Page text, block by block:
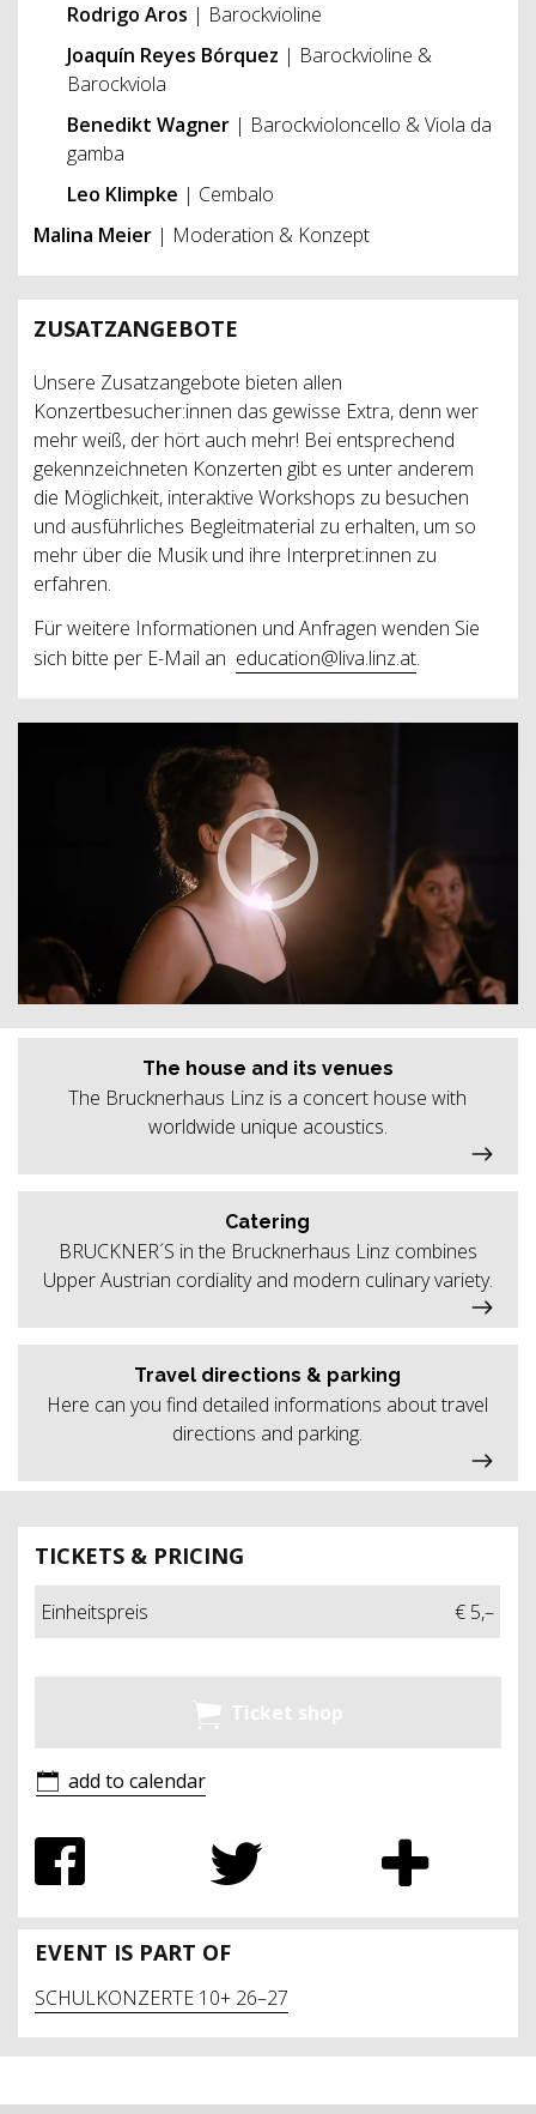
Rodrigo Aros | Barockvioline
Joaquín Reyes Bórquez | Barockvioline &
Barockviola
Benedikt Wagner | Barockvioloncello & Viola da
gamba
Leo Klimpke | Cembalo
Malina Meier | Moderation & Konzept
ZUSATZANGEBOTE
Unsere Zusatzangebote bieten allen
Konzertbesucher:innen das gewisse Extra, denn wer
mehr weiß, der hört auch mehr! Bei entsprechend
gekennzeichneten Konzerten gibt es unter anderem
die Möglichkeit, interaktive Workshops zu besuchen
und ausführliches Begleitmaterial zu erhalten, um so
mehr über die Musik und ihre Interpret:innen zu
erfahren.
Für weitere Informationen und Anfragen wenden Sie
sich bitte per E-Mail an education@liva.linz.at.
TICKETS & PRICING
Einheitspreis € 5,–
Ticket shop
add to calendar
EVENT IS PART OF
SCHULKONZERTE 10+ 26–27
The house and its venues
The Brucknerhaus Linz is a concert house with
worldwide unique acoustics.
Catering
BRUCKNER´S in the Brucknerhaus Linz combines
Upper Austrian cordiality and modern culinary variety.
Travel directions & parking
Here can you find detailed informations about travel
directions and parking.